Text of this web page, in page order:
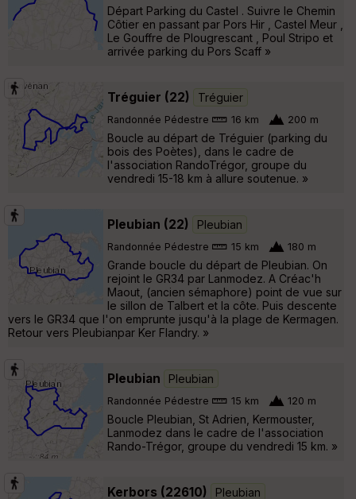
Départ Parking du Castel . Suivre le Chemin
Côtier en passant par Pors Hir , Castel Meur ,
Le Gouffre de Plougrescant , Poul Stripo et
arrivée parking du Pors Scaff »
Tréguier (22) Tréguier
Randonnée Pédestre 16 km 200 m
Boucle au départ de Tréguier (parking du
bois des Poètes), dans le cadre de
l'association RandoTrégor, groupe du
vendredi 15-18 km à allure soutenue. »
Pleubian (22) Pleubian
Randonnée Pédestre 15 km 180 m
Grande boucle du départ de Pleubian. On
rejoint le GR34 par Lanmodez. A Créac'h
Maout, (ancien sémaphore) point de vue sur
le sillon de Talbert et la côte. Puis descente
vers le GR34 que l'on emprunte jusqu'à la plage de Kermagen.
Retour vers Pleubianpar Ker Flandry. »
Pleubian Pleubian
Randonnée Pédestre 15 km 120 m
Boucle Pleubian, St Adrien, Kermouster,
Lanmodez dans le cadre de l'association
Rando-Trégor, groupe du vendredi 15 km. »
Kerbors (22610) Pleubian